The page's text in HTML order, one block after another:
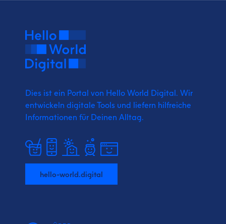
Dies ist ein Portal von Hello World Digital. Wir
entwickeln digitale Tools und liefern hilfreiche
Informationen für Deinen Alltag.
hello-world.digital